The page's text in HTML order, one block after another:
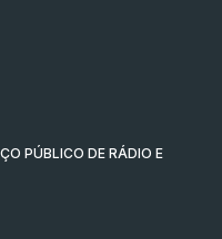
PÚBLICO DE RÁDIO E